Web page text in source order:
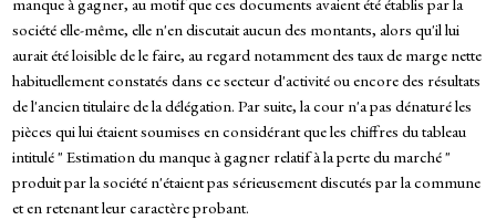
société elle-même, elle n'en discutait aucun des montants, alors qu'il lui
aurait été loisible de le faire, au regard notamment des taux de marge nette
habituellement constatés dans ce secteur d'activité ou encore des résultats
de l'ancien titulaire de la délégation. Par suite, la cour n'a pas dénaturé les
pièces qui lui étaient soumises en considérant que les chiffres du tableau
intitulé " Estimation du manque à gagner relatif à la perte du marché "
produit par la société n'étaient pas sérieusement discutés par la commune
et en retenant leur caractère probant.